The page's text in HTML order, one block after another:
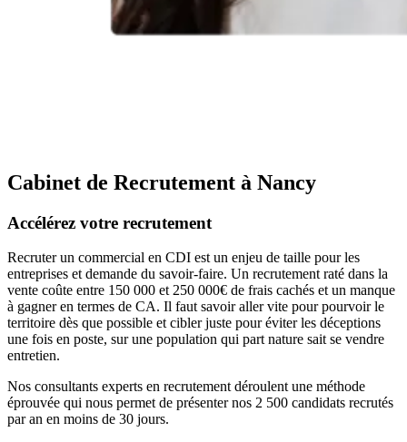
Cabinet de Recrutement à Nancy
Accélérez votre recrutement
Recruter un commercial en CDI est un enjeu de taille pour les
entreprises et demande du savoir-faire. Un recrutement raté dans la
vente coûte entre 150 000 et 250 000€ de frais cachés et un manque
à gagner en termes de CA. Il faut savoir aller vite pour pourvoir le
territoire dès que possible et cibler juste pour éviter les déceptions
une fois en poste, sur une population qui part nature sait se vendre
entretien.
Nos consultants experts en recrutement déroulent une méthode
éprouvée qui nous permet de présenter nos 2 500 candidats recrutés
par an en moins de 30 jours.